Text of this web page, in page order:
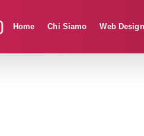
Home Chi Siamo Web Design